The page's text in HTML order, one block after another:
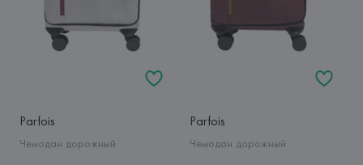
Parfois
Чемодан дорожный
Parfois
Чемодан дорожный